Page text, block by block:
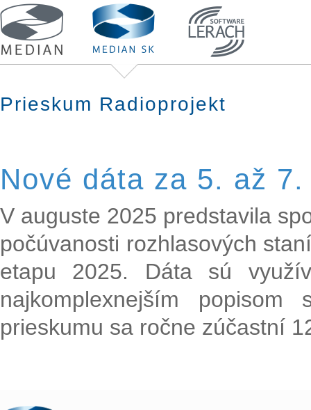
Prieskum Radioprojekt
Nové dáta za 5. až
V auguste 2025 predstavila
počúvanosti rozhlasových
etapu 2025. Dáta sú
najkomplexnejším popisom
prieskumu sa ročne zúčastní